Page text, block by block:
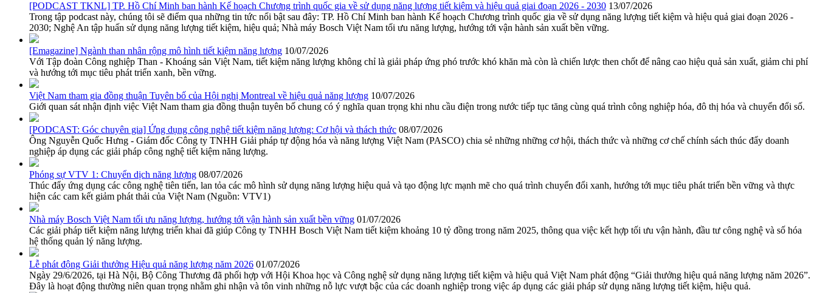
[PODCAST TKNL] TP. Hồ Chí Minh ban hành Kế hoạch Chương trình quốc gia về sử dụng năng lượng tiết kiệm và hiệu quả giai đoạn 2026 - 2030 13/07/2026
Trong tập podcast này, chúng tôi sẽ điểm qua những tin tức nổi bật sau đây: TP. Hồ Chí Minh ban hành Kế hoạch Chương trình quốc gia về sử dụng năng lượng tiết kiệm và hiệu quả giai đoạn 2026 -
2030; Nghệ An tập huấn sử dụng năng lượng tiết kiệm, hiệu quả; Nhà máy Bosch Việt Nam tối ưu năng lượng, hướng tới vận hành sản xuất bền vững.
[Emagazine] Ngành than nhân rộng mô hình tiết kiệm năng lượng 10/07/2026
Với Tập đoàn Công nghiệp Than - Khoáng sản Việt Nam, tiết kiệm năng lượng không chỉ là giải pháp ứng phó trước khó khăn mà còn là chiến lược then chốt để nâng cao hiệu quả sản xuất, giảm chi phí
và hướng tới mục tiêu phát triển xanh, bền vững.
Việt Nam tham gia đồng thuận Tuyên bố của Hội nghị Montreal về hiệu quả năng lượng 10/07/2026
Giới quan sát nhận định việc Việt Nam tham gia đồng thuận tuyên bố chung có ý nghĩa quan trọng khi nhu cầu điện trong nước tiếp tục tăng cùng quá trình công nghiệp hóa, đô thị hóa và chuyển đổi số.
[PODCAST: Góc chuyên gia] Ứng dụng công nghệ tiết kiệm năng lượng: Cơ hội và thách thức 08/07/2026
Ông Nguyễn Quốc Hưng - Giám đốc Công ty TNHH Giải pháp tự động hóa và năng lượng Việt Nam (PASCO) chia sẻ những những cơ hội, thách thức và những cơ chế chính sách thúc đẩy doanh
nghiệp áp dụng các giải pháp công nghệ tiết kiệm năng lượng.
Phóng sự VTV 1: Chuyển dịch năng lượng 08/07/2026
Thúc đẩy ứng dụng các công nghệ tiên tiến, lan tỏa các mô hình sử dụng năng lượng hiệu quả và tạo động lực mạnh mẽ cho quá trình chuyển đổi xanh, hướng tới mục tiêu phát triển bền vững và thực
hiện các cam kết giảm phát thải của Việt Nam (Nguồn: VTV1)
Nhà máy Bosch Việt Nam tối ưu năng lượng, hướng tới vận hành sản xuất bền vững 01/07/2026
Các giải pháp tiết kiệm năng lượng triển khai đã giúp Công ty TNHH Bosch Việt Nam tiết kiệm khoảng 10 tỷ đồng trong năm 2025, thông qua việc kết hợp tối ưu vận hành, đầu tư công nghệ và số hóa
hệ thống quản lý năng lượng.
Lễ phát động Giải thưởng Hiệu quả năng lượng năm 2026 01/07/2026
Ngày 29/6/2026, tại Hà Nội, Bộ Công Thương đã phối hợp với Hội Khoa học và Công nghệ sử dụng năng lượng tiết kiệm và hiệu quả Việt Nam phát động “Giải thưởng hiệu quả năng lượng năm 2026”.
Đây là hoạt động thường niên quan trọng nhằm ghi nhận và tôn vinh những nỗ lực vượt bậc của các doanh nghiệp trong việc áp dụng các giải pháp sử dụng năng lượng tiết kiệm, hiệu quả.